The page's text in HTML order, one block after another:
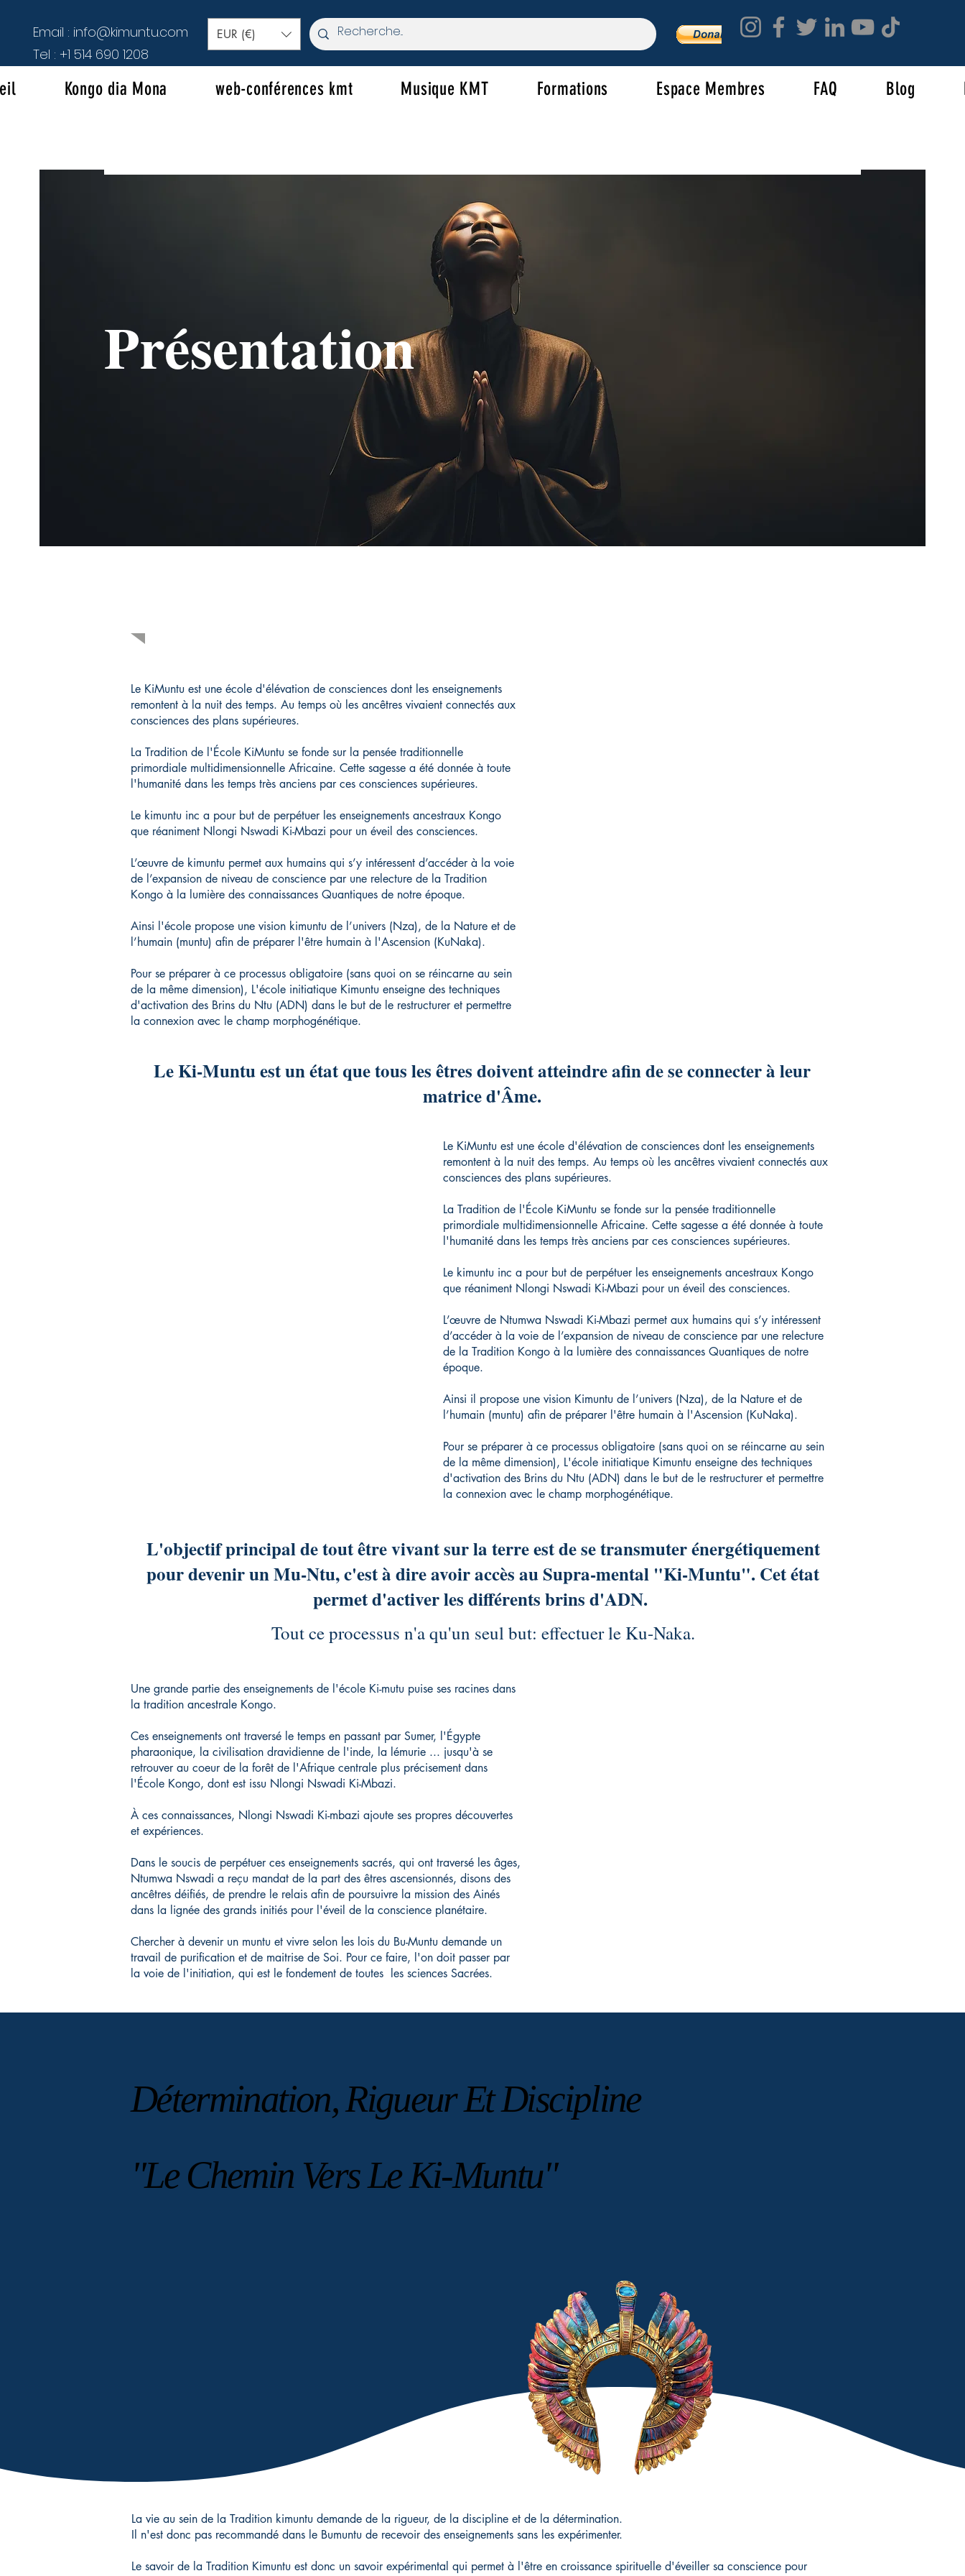
Email : info@kimuntu.com
Tel : +1 514 690 1208
EUR (€)
Kongo dia Mona web-conférences kmt Musique KMT Formations Espace Membres FAQ Blog
Présentation
Le KiMuntu est une école d'élévation de consciences dont les enseignements
remontent à la nuit des temps. Au temps où les ancêtres vivaient connectés aux
consciences des plans supérieures.
La Tradition de l'École KiMuntu se fonde sur la pensée traditionnelle
primordiale multidimensionnelle Africaine. Cette sagesse a été donnée à toute
l'humanité dans les temps très anciens par ces consciences supérieures.
Le kimuntu inc a pour but de perpétuer les enseignements ancestraux Kongo
que réaniment Nlongi Nswadi Ki-Mbazi pour un éveil des consciences.
L’œuvre de kimuntu permet aux humains qui s’y intéressent d’accéder à la voie
de l’expansion de niveau de conscience par une relecture de la Tradition
Kongo à la lumière des connaissances Quantiques de notre époque.
Ainsi l'école propose une vision kimuntu de l’univers (Nza), de la Nature et de
l’humain (muntu) afin de préparer l'être humain à l'Ascension (KuNaka).
Pour se préparer à ce processus obligatoire (sans quoi on se réincarne au sein
de la même dimension), L'école initiatique Kimuntu enseigne des techniques
d'activation des Brins du Ntu (ADN) dans le but de le restructurer et permettre
la connexion avec le champ morphogénétique.
Le Ki-Muntu est un état que tous les êtres doivent atteindre afin de se connecter à leur
matrice d'Âme.
Le KiMuntu est une école d'élévation de consciences dont les enseignements
remontent à la nuit des temps. Au temps où les ancêtres vivaient connectés aux
consciences des plans supérieures.
La Tradition de l'École KiMuntu se fonde sur la pensée traditionnelle
primordiale multidimensionnelle Africaine. Cette sagesse a été donnée à toute
l'humanité dans les temps très anciens par ces consciences supérieures.
Le kimuntu inc a pour but de perpétuer les enseignements ancestraux Kongo
que réaniment Nlongi Nswadi Ki-Mbazi pour un éveil des consciences.
L’œuvre de Ntumwa Nswadi Ki-Mbazi permet aux humains qui s’y intéressent
d’accéder à la voie de l’expansion de niveau de conscience par une relecture
de la Tradition Kongo à la lumière des connaissances Quantiques de notre
époque.
Ainsi il propose une vision Kimuntu de l’univers (Nza), de la Nature et de
l’humain (muntu) afin de préparer l'être humain à l'Ascension (KuNaka).
Pour se préparer à ce processus obligatoire (sans quoi on se réincarne au sein
de la même dimension), L'école initiatique Kimuntu enseigne des techniques
d'activation des Brins du Ntu (ADN) dans le but de le restructurer et permettre
la connexion avec le champ morphogénétique.
L'objectif principal de tout être vivant sur la terre est de se transmuter énergétiquement
pour devenir un Mu-Ntu, c'est à dire avoir accès au Supra-mental "Ki-Muntu". Cet état
permet d'activer les différents brins d'ADN.
Tout ce processus n'a qu'un seul but: effectuer le Ku-Naka.
Une grande partie des enseignements de l'école Ki-mutu puise ses racines dans
la tradition ancestrale Kongo.
Ces enseignements ont traversé le temps en passant par Sumer, l'Égypte
pharaonique, la civilisation dravidienne de l'inde, la lémurie ... jusqu'à se
retrouver au coeur de la forêt de l'Afrique centrale plus précisement dans
l'École Kongo, dont est issu Nlongi Nswadi Ki-Mbazi.
À ces connaissances, Nlongi Nswadi Ki-mbazi ajoute ses propres découvertes
et expériences.
Dans le soucis de perpétuer ces enseignements sacrés, qui ont traversé les âges,
Ntumwa Nswadi a reçu mandat de la part des êtres ascensionnés, disons des
ancêtres déifiés, de prendre le relais afin de poursuivre la mission des Ainés
dans la lignée des grands initiés pour l'éveil de la conscience planétaire.
Chercher à devenir un muntu et vivre selon les lois du Bu-Muntu demande un
travail de purification et de maitrise de Soi. Pour ce faire, l'on doit passer par
la voie de l'initiation, qui est le fondement de toutes les sciences Sacrées.
Détermination, Rigueur Et Discipline
"le Chemin Vers Le Ki-Muntu"
Détermination, Rigueur Et Discipline
"le Chemin Vers Le Ki-Muntu"
La vie au sein de la Tradition kimuntu demande de la rigueur, de la discipline et de la détermination.
Il n'est donc pas recommandé dans le Bumuntu de recevoir des enseignements sans les expérimenter.
Le savoir de la Tradition Kimuntu est donc un savoir expérimental qui permet à l'être en croissance spirituelle d'éveiller sa conscience pour